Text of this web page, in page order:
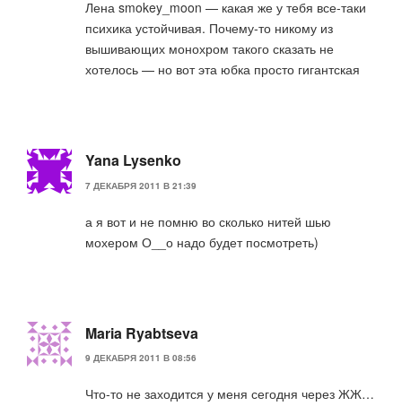
Лена smokey_moon — какая же у тебя все-таки
психика устойчивая. Почему-то никому из
вышивающих монохром такого сказать не
хотелось — но вот эта юбка просто гигантская
Yana Lysenko
7 ДЕКАБРЯ 2011 В 21:39
а я вот и не помню во сколько нитей шью
мохером О__о надо будет посмотреть)
Maria Ryabtseva
9 ДЕКАБРЯ 2011 В 08:56
Что-то не заходится у меня сегодня через ЖЖ…